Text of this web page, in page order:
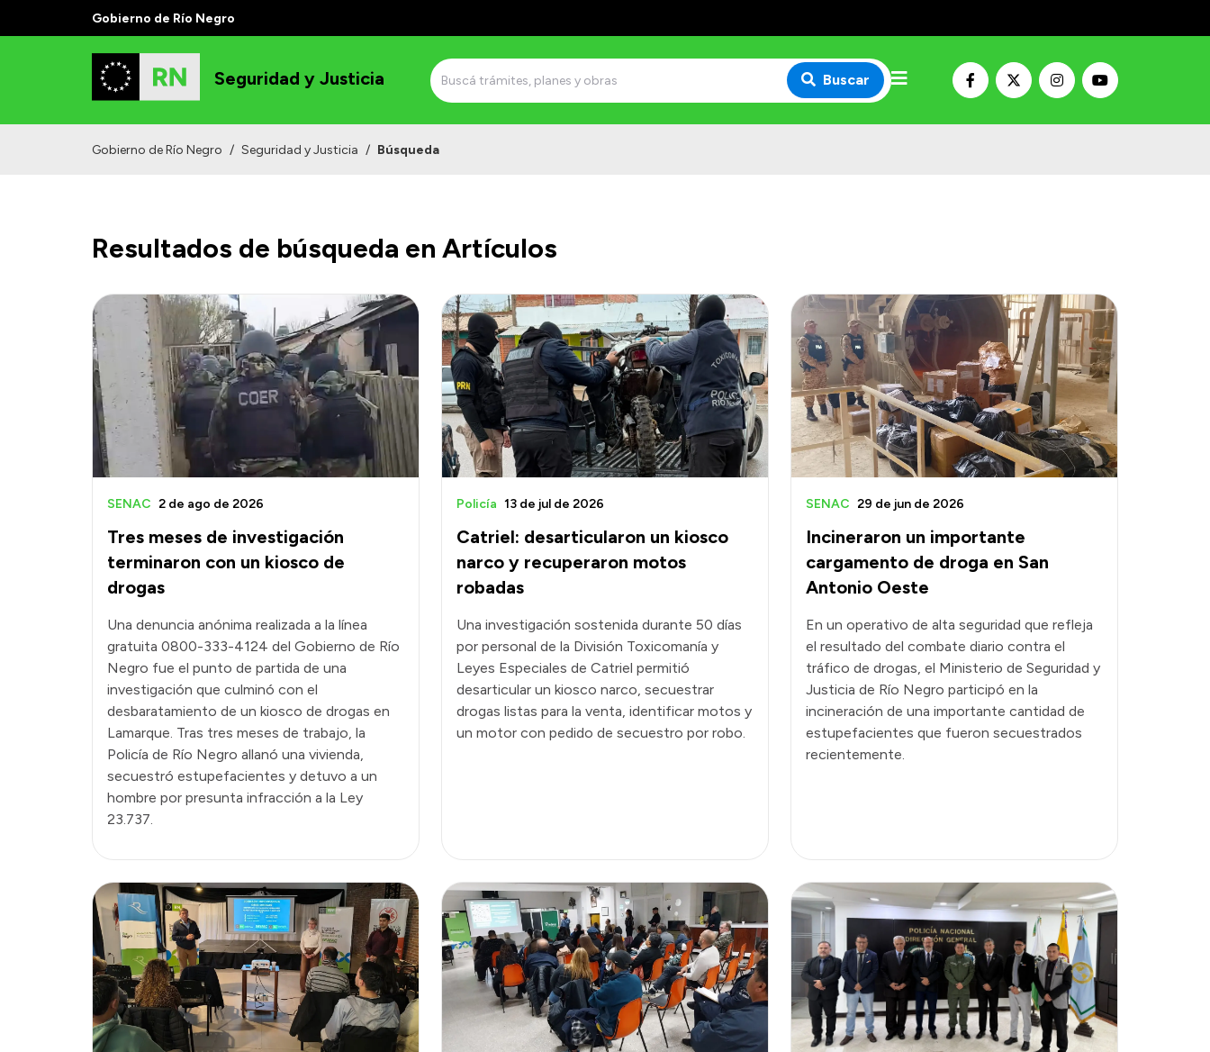
Gobierno de Río Negro
Seguridad y Justicia Buscar
Gobierno de Río Negro / Seguridad y Justicia / Búsqueda
Resultados de búsqueda en Artículos
Tres meses de investigación
terminaron con un kiosco de
drogas
SENAC 2 de ago de 2026
Una denuncia anónima realizada a la línea
gratuita 0800-333-4124 del Gobierno de Río
Negro fue el punto de partida de una
investigación que culminó con el
desbaratamiento de un kiosco de drogas en
Lamarque. Tras tres meses de trabajo, la
Policía de Río Negro allanó una vivienda,
secuestró estupefacientes y detuvo a un
hombre por presunta infracción a la Ley
23.737.
Catriel: desarticularon un kiosco
narco y recuperaron motos
robadas
Policía 13 de jul de 2026
Una investigación sostenida durante 50 días
por personal de la División Toxicomanía y
Leyes Especiales de Catriel permitió
desarticular un kiosco narco, secuestrar
drogas listas para la venta, identificar motos y
un motor con pedido de secuestro por robo.
Incineraron un importante
cargamento de droga en San
Antonio Oeste
SENAC 29 de jun de 2026
En un operativo de alta seguridad que refleja
el resultado del combate diario contra el
tráfico de drogas, el Ministerio de Seguridad y
Justicia de Río Negro participó en la
incineración de una importante cantidad de
estupefacientes que fueron secuestrados
recientemente.